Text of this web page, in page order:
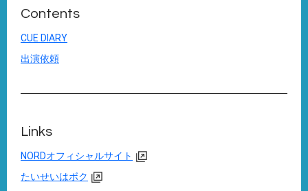
Contents
CUE DIARY
出演依頼
Links
NORDオフィシャルサイト
たいせいはボク